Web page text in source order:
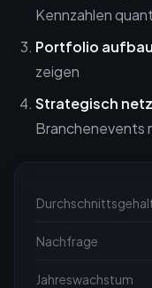
Kennzahlen
Portfolio
zeigen
Strategisch
Branchenevents
Nachfrage
Jahreswachstum